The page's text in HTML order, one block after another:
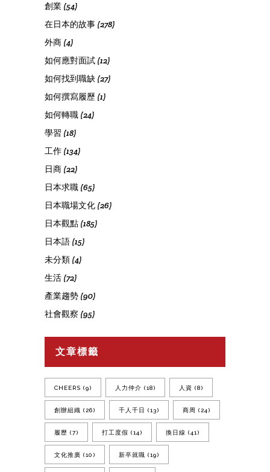
創業 (54)
在日本的故事 (278)
外商 (4)
如何應對面試 (12)
如何找到職缺 (27)
如何撰寫履歷 (1)
如何轉職 (24)
學習 (18)
工作 (134)
日商 (22)
日本求職 (65)
日本職場文化 (26)
日本觀點 (185)
日本語 (15)
未分類 (4)
生活 (72)
產業趨勢 (90)
社會觀察 (95)
文章標籤
CHEERS (9) 人力仲介 (18) 人資 (8)
創辦組織 (26) 千人千日 (13) 商周 (24)
履歷 (7) 打工度假 (14) 換日線 (41)
文化推廣 (10) 新卒就職 (19)